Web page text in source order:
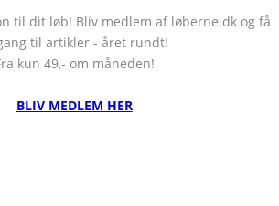
til dit løb! Bliv medlem af løberne.dk og få
til artikler - året rundt!
kun 49,- om måneden!
BLIV MEDLEM HER